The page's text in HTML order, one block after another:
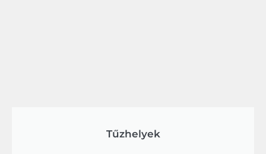
Tűzhelyek